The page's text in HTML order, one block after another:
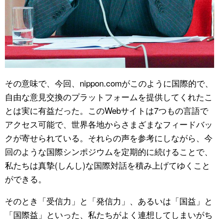
その意味で、今回、nippon.comがこのように国際的で、
自由な意見交換のプラットフォームを提供してくれたこ
とは実に有益だった。このWebサイトは7つもの言語で
アクセス可能で、世界各地からさまざまなフィードバッ
クが寄せられている。それらの声を参考にしながら、今
回のような国際シンポジウムを定期的に続けることで、
私たちは真摯(しんし)な国際対話を積み上げてゆくこと
ができる。
そのとき「受信力」と「発信力」、あるいは「国益」と
「国際益」といった、私たちがよく連想してしまいがち